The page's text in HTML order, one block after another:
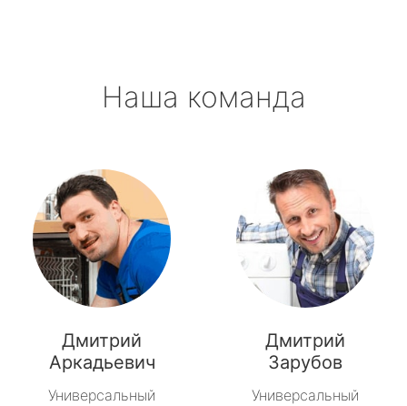
Наша команда
Дмитрий
Аркадьевич
Универсальный
Дмитрий
Зарубов
Универсальный